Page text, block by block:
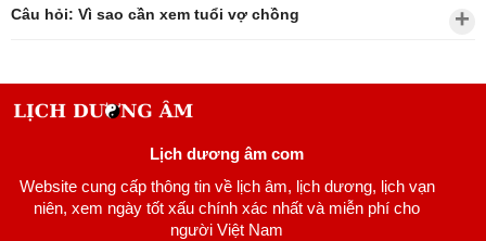
Câu hỏi: Vì sao cần xem tuổi vợ chồng
Lịch dương âm com
Website cung cấp thông tin về lịch âm, lịch dương, lịch vạn
niên, xem ngày tốt xấu chính xác nhất và miễn phí cho
người Việt Nam